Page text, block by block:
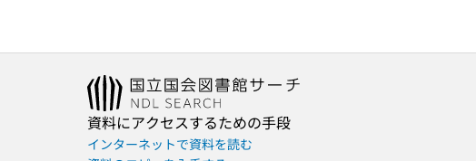
資料にアクセスするための手段
インターネットで資料を読む